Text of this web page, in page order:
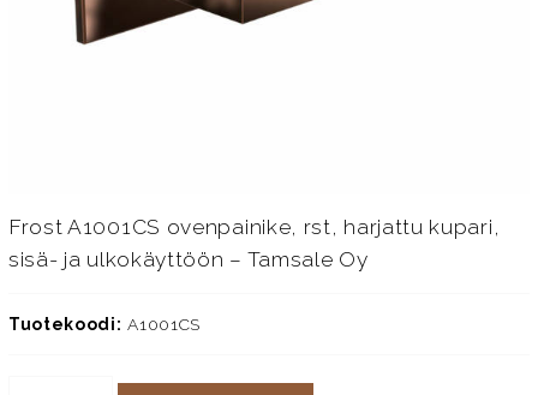
Frost A1001CS ovenpainike, rst, harjattu kupari,
sisä- ja ulkokäyttöön – Tamsale Oy
Tuotekoodi: A1001CS